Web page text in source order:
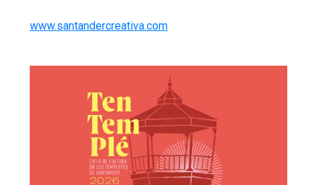
www.santandercreativa.com